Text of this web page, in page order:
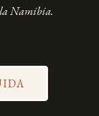
Namibia.